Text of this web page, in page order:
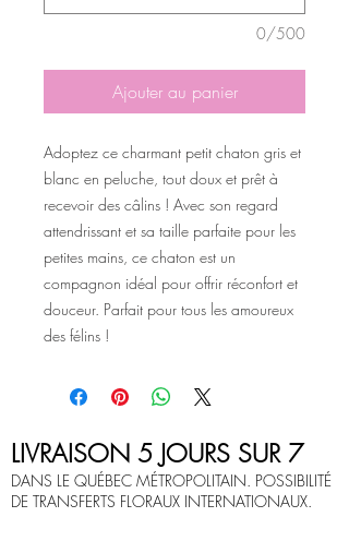
0/500
Ajouter au panier
Adoptez ce charmant petit chaton gris et
blanc en peluche, tout doux et prêt à
recevoir des câlins ! Avec son regard
attendrissant et sa taille parfaite pour les
petites mains, ce chaton est un
compagnon idéal pour offrir réconfort et
douceur. Parfait pour tous les amoureux
des félins !
LIVRAISON 5 JOURS SUR 7
DANS LE QUÉBEC MÉTROPOLITAIN. POSSIBILITÉ
DE TRANSFERTS FLORAUX INTERNATIONAUX.